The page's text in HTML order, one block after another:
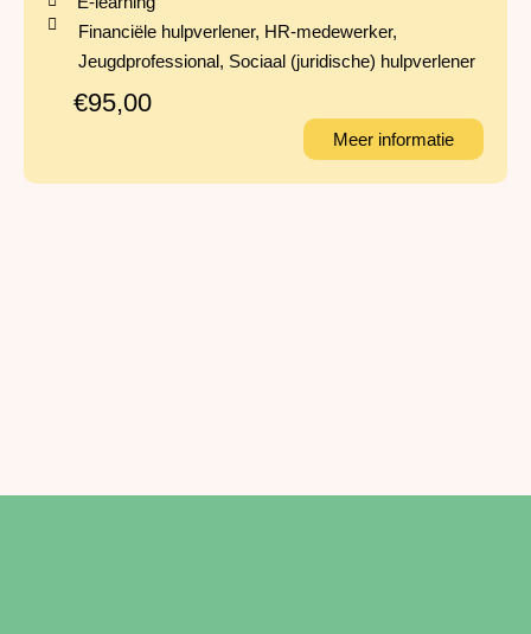
Financiële hulpverlener, HR-medewerker,
Jeugdprofessional, Sociaal (juridische) hulpverlener
€95,00
Meer informatie